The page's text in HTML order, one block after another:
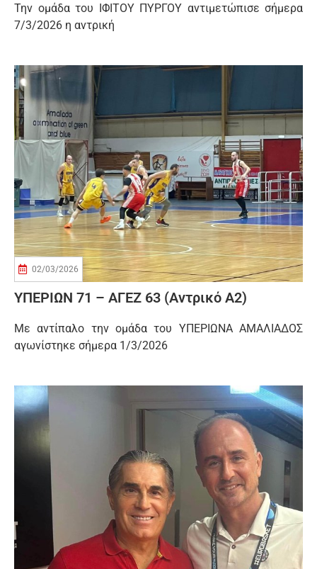
Την ομάδα του ΙΦΙΤΟΥ ΠΥΡΓΟΥ αντιμετώπισε σήμερα
7/3/2026 η αντρική
02/03/2026
ΥΠΕΡΙΩΝ 71 – ΑΓΕΖ 63 (Αντρικό Α2)
Με αντίπαλο την ομάδα του ΥΠΕΡΙΩΝΑ ΑΜΑΛΙΑΔΟΣ
αγωνίστηκε σήμερα 1/3/2026